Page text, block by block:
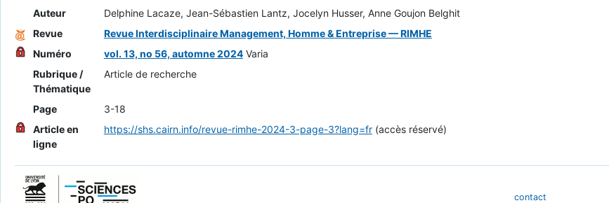
Auteur
Delphine Lacaze, Jean-Sébastien Lantz, Jocelyn Husser, Anne Goujon Belghit
Revue
Revue Interdisciplinaire Management, Homme & Entreprise — RIMHE
Numéro
vol. 13, no 56, automne 2024 Varia
Rubrique /
Thématique
Article de recherche
Page
3-18
Article en
ligne
https://shs.cairn.info/revue-rimhe-2024-3-page-3?lang=fr(accès réservé)
contact